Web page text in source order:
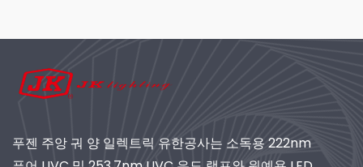
푸젠 주앙 궈 양 일렉트릭 유한공사는 소독용 222nm